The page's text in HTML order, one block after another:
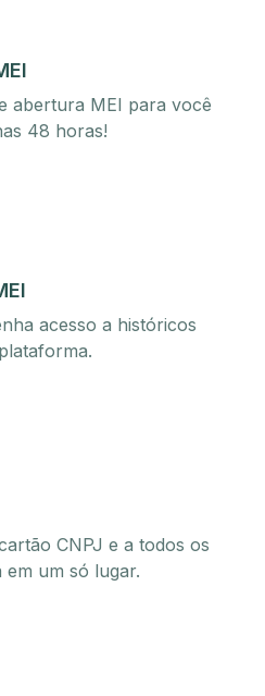
abertura MEI para você
48 horas!
acesso a históricos
CNPJ e a todos os
em um só lugar.